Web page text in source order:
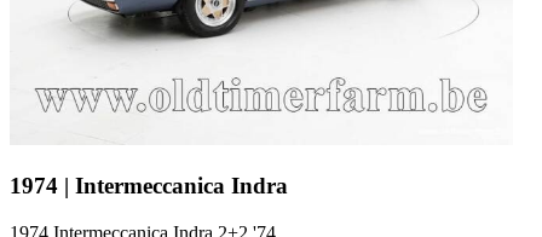
1974 | Intermeccanica Indra
1974 Intermeccanica Indra 2+2 '74